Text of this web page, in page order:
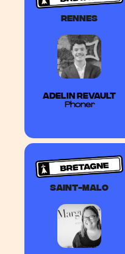
Rennes
ADELIN Revault
Phoner
saint-malo